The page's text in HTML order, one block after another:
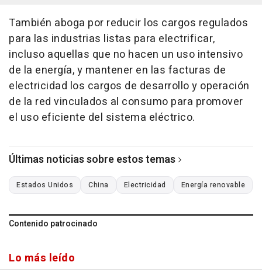
También aboga por reducir los cargos regulados
para las industrias listas para electrificar,
incluso aquellas que no hacen un uso intensivo
de la energía, y mantener en las facturas de
electricidad los cargos de desarrollo y operación
de la red vinculados al consumo para promover
el uso eficiente del sistema eléctrico.
Últimas noticias sobre estos temas
Estados Unidos China Electricidad Energía renovable
Contenido patrocinado
Lo más leído